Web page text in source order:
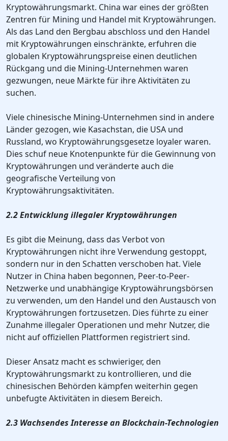
Kryptowährungsmarkt. China war eines der größten
Zentren für Mining und Handel mit Kryptowährungen.
Als das Land den Bergbau abschloss und den Handel
mit Kryptowährungen einschränkte, erfuhren die
globalen Kryptowährungspreise einen deutlichen
Rückgang und die Mining-Unternehmen waren
gezwungen, neue Märkte für ihre Aktivitäten zu
suchen.
Viele chinesische Mining-Unternehmen sind in andere
Länder gezogen, wie Kasachstan, die USA und
Russland, wo Kryptowährungsgesetze loyaler waren.
Dies schuf neue Knotenpunkte für die Gewinnung von
Kryptowährungen und veränderte auch die
geografische Verteilung von
Kryptowährungsaktivitäten.
2.2 Entwicklung illegaler Kryptowährungen
Es gibt die Meinung, dass das Verbot von
Kryptowährungen nicht ihre Verwendung gestoppt,
sondern nur in den Schatten verschoben hat. Viele
Nutzer in China haben begonnen, Peer-to-Peer-
Netzwerke und unabhängige Kryptowährungsbörsen
zu verwenden, um den Handel und den Austausch von
Kryptowährungen fortzusetzen. Dies führte zu einer
Zunahme illegaler Operationen und mehr Nutzer, die
nicht auf offiziellen Plattformen registriert sind.
Dieser Ansatz macht es schwieriger, den
Kryptowährungsmarkt zu kontrollieren, und die
chinesischen Behörden kämpfen weiterhin gegen
unbefugte Aktivitäten in diesem Bereich.
2.3 Wachsendes Interesse an Blockchain-Technologien